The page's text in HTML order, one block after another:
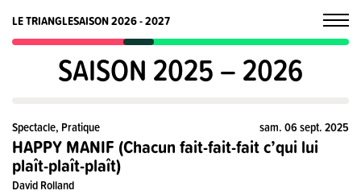
LE TRIANGLESAISON 2026 - 2027
SAISON 2025 – 2026
Spectacle, Pratique sam. 06 sept. 2025
HAPPY MANIF (Chacun fait-fait-fait c’qui lui
plaît-plaît-plaît)
David Rolland